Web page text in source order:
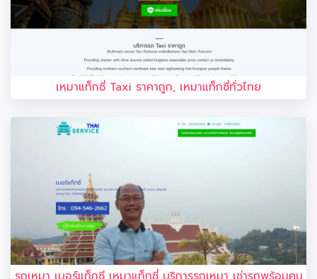
เหมาแท็กซี่ Taxi ราคาถูก, เหมาแท็กซี่ทั่วไทย